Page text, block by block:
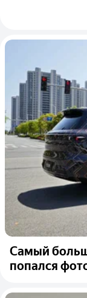
Самый
попался